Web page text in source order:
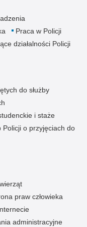
Praca w Policji
działalności Policji
do służby
i staże
Policji o przyjęciach do
praw człowieka
administracyjne